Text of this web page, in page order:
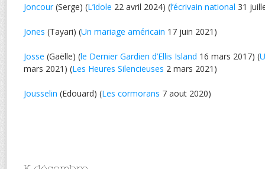
Joncour(Serge) (L’idole 22 avril 2024) (l’écrivain national 31
Jones (Tayari) (Un mariage américain 17 juin 2021)
Josse (Gaëlle) (le Dernier Gardien d’Ellis Island 16 mars 2017) (
mars 2021) (Les Heures Silencieuses 2 mars 2021)
Jousselin (Edouard) (Les cormorans 7 aout 2020)